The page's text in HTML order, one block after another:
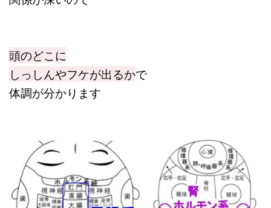
頭のどこに
しっしんやフケが出るかで
体調が分かります